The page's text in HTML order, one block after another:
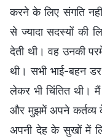
करने के लिए संगति
से ज्यादा सदस्यों की
देती थी। वह उनकी
थी। सभी भाई-बहन
लेकर भी चिंतित थी। मैं
और मुझमें अपने कर्तव्य
अपनी देह के सुखों में